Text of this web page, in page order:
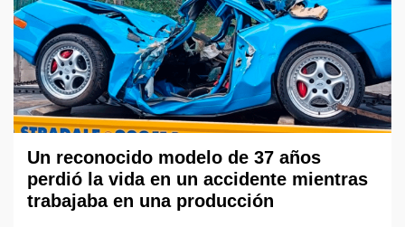
Un reconocido modelo de 37 años
perdió la vida en un accidente mientras
trabajaba en una producción